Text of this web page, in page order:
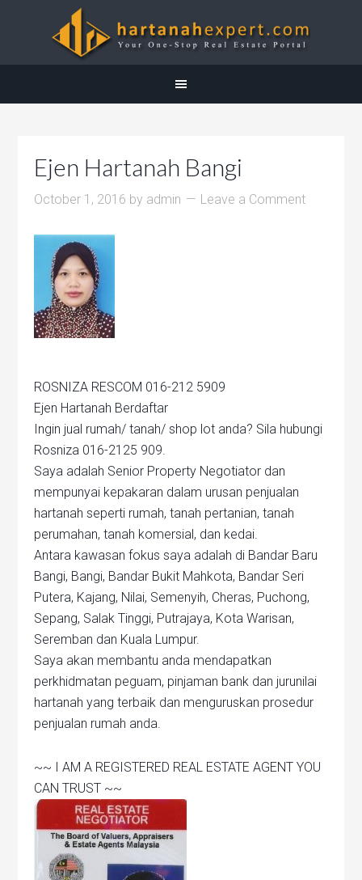
Ejen Hartanah Bangi
October 1, 2016 by admin Leave a Comment
ROSNIZA RESCOM 016-212 5909
Ejen Hartanah Berdaftar
Ingin jual rumah/ tanah/ shop lot anda? Sila hubungi
Rosniza 016-2125 909.
Saya adalah Senior Property Negotiator dan
mempunyai kepakaran dalam urusan penjualan
hartanah seperti rumah, tanah pertanian, tanah
perumahan, tanah komersial, dan kedai.
Antara kawasan fokus saya adalah di Bandar Baru
Bangi, Bangi, Bandar Bukit Mahkota, Bandar Seri
Putera, Kajang, Nilai, Semenyih, Cheras, Puchong,
Sepang, Salak Tinggi, Putrajaya, Kota Warisan,
Seremban dan Kuala Lumpur.
Saya akan membantu anda mendapatkan
perkhidmatan peguam, pinjaman bank dan jurunilai
hartanah yang terbaik dan menguruskan prosedur
penjualan rumah anda.
~~ I AM A REGISTERED REAL ESTATE AGENT YOU
CAN TRUST ~~